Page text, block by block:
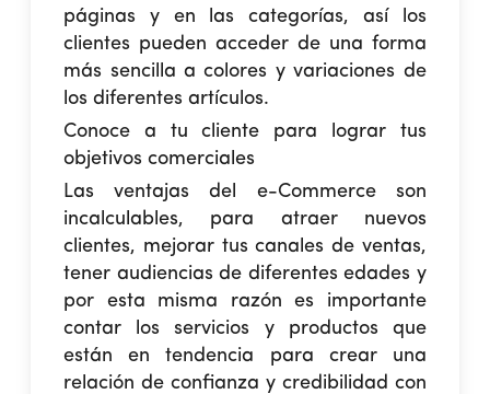
páginas y en las categorías, así los
clientes pueden acceder de una forma
más sencilla a colores y variaciones de
los diferentes artículos.
Conoce a tu cliente para lograr tus
objetivos comerciales
Las ventajas del e-Commerce son
incalculables, para atraer nuevos
clientes, mejorar tus canales de ventas,
tener audiencias de diferentes edades y
por esta misma razón es importante
contar los servicios y productos que
están en tendencia para crear una
relación de confianza y credibilidad con